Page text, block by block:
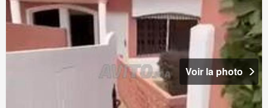
Voir la photo